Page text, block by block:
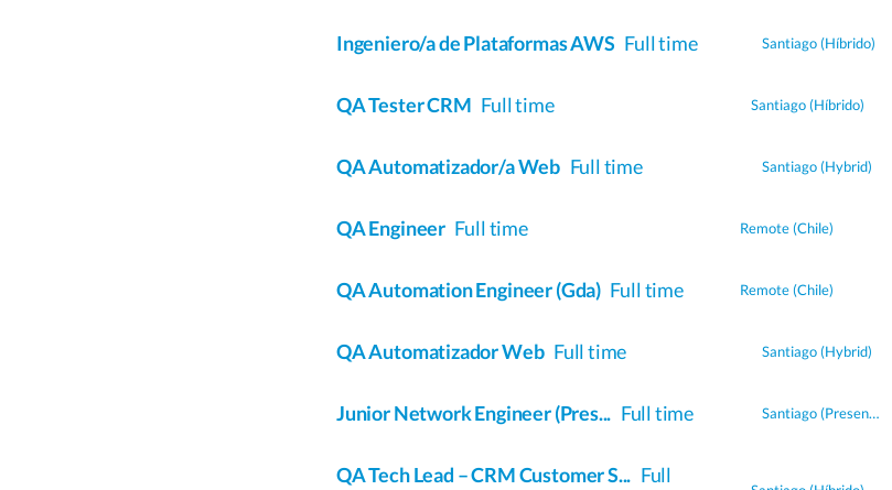
Ingeniero/a de Plataformas AWS Full time Santiago(Híbrido)
QA Tester CRM Full time Santiago(Híbrido)
QA Automatizador/a Web Full time Santiago(Hybrid)
QA Engineer Full time Remote (Chile)
QA Automation Engineer (Gda) Full time Remote (Chile)
QA Automatizador Web Full time Santiago(Hybrid)
Junior Network Engineer (Pres... Full time Santiago(Presencial)
QA Tech Lead – CRM Customer S... Full